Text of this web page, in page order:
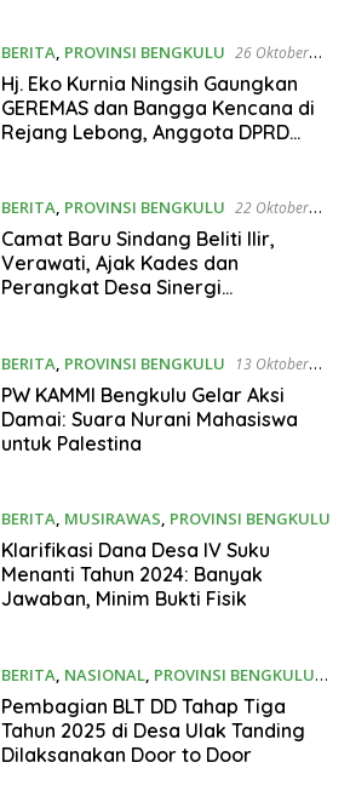
BERITA, PROVINSI BENGKULU 26 Oktober
2025
Hj. Eko Kurnia Ningsih Gaungkan
GEREMAS dan Bangga Kencana di
Rejang Lebong, Anggota DPRD
BERITA, PROVINSI BENGKULU 22 Oktober
2025
Camat Baru Sindang Beliti Ilir,
Verawati, Ajak Kades dan
Perangkat Desa Sinergi
BERITA PROVINSI BENGKULU
13 Oktober
2025
PW KAMMI Bengkulu Gelar Aksi
Damai: Suara Nurani Mahasiswa
untuk Palestina
BERITA, MUSIRAWAS, PROVINSI BENGKULU
9 Oktober 2025
Klarifikasi Dana Desa IV Suku
Menanti Tahun 2024: Banyak
Jawaban, Minim Bukti Fisik
BERITA NASIONAL PROVINSI BENGKULU
29 September 2025
Pembagian BLT DD Tahap Tiga
Tahun 2025 di Desa Ulak Tanding
Dilaksanakan Door to Door